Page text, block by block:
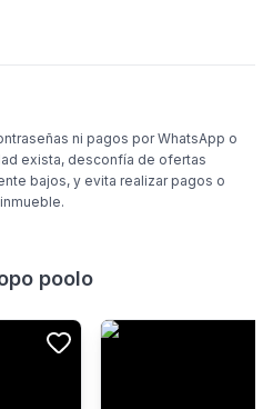
ni pagos por WhatsApp o
exista, desconfía de ofertas
bajos, y evita realizar pagos o
poolo